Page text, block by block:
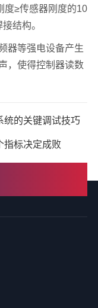
度≥传感器刚度的10
结构。
器等强电设备产生
，使得控制器读数
统的关键调试技巧
指标决定成败